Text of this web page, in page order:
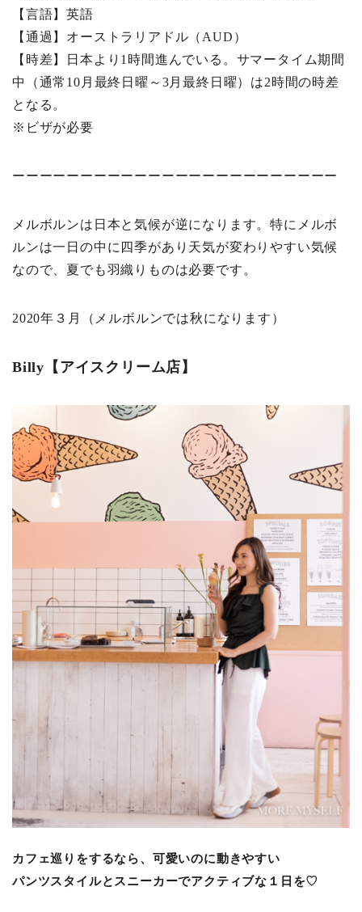
【言語】英語
【通過】オーストラリアドル（AUD）
【時差】日本より1時間進んでいる。サマータイム期間
中（通常10月最終日曜～3月最終日曜）は2時間の時差
となる。
※ビザが必要
ーーーーーーーーーーーーーーーーーーーーーーーー
メルボルンは日本と気候が逆になります。特にメルボ
ルンは一日の中に四季があり天気が変わりやすい気候
なので、夏でも羽織りものは必要です。
2020年３月（メルボルンでは秋になります）
Billy【アイスクリーム店】
カフェ巡りをするなら、可愛いのに動きやすい
パンツスタイルとスニーカーでアクティブな１日を♡